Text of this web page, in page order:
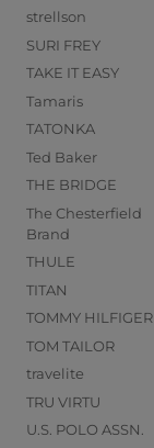
strellson
SURI FREY
TAKE IT EASY
Tamaris
TATONKA
Ted Baker
THE BRIDGE
The Chesterfield
Brand
THULE
TITAN
TOMMY HILFIGER
TOM TAILOR
travelite
TRU VIRTU
U.S. POLO ASSN.